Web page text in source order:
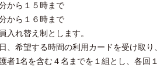
から１５時まで
から１６時まで
入れ替え制とします。
る時間の利用カードを受け取り、入
名を含む４名までを１組とし、各回１